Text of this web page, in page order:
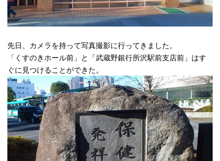
先日、カメラを持って写真撮影に行ってきました。
「くすのきホール前」と「武蔵野銀行所沢駅前支店前」はす
ぐに見つけることができた。